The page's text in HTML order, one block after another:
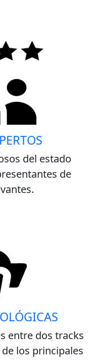
del estado
de
entre dos tracks
los principales